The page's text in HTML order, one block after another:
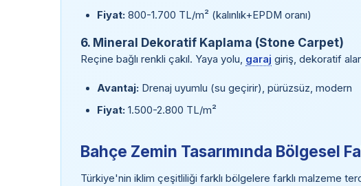
Fiyat: 800-1.700 TL/m² (kalınlık+EPDM oranı)
6. Mineral Dekoratif Kaplama (Stone Carpet)
Reçine bağlı renkli çakıl. Yaya yolu, garaj giriş, dekoratif
Avantaj: Drenaj uyumlu (su geçirir), pürüzsüz, modern
Fiyat: 1.500-2.800 TL/m²
Bahçe Zemin Tasarımında Bölgesel
Türkiye'nin iklim çeşitliliği farklı bölgelere farklı malzeme